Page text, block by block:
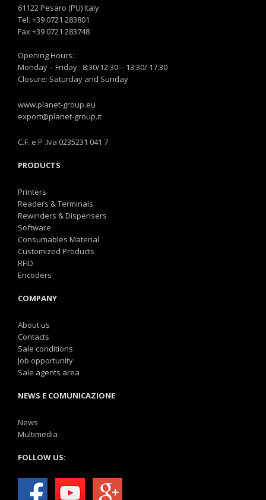
61122 Pesaro (PU) Italy
Tel. +39 0721 283801
Fax +39 0721 283748
Opening Hours:
Monday – Friday : 8:30/12:30 – 13:30/ 17:30
Closure: Saturday and Sunday
www.planet-group.eu
export@planet-group.it
C.F. e P .Iva 0235231 041 7
PRODUCTS
Printers
Readers & Terminals
Rewinders & Dispensers
Software
Consumables Material
Customized Products
RFID
Encoders
COMPANY
About us
Contacts
Sale conditions
Job opportunity
Sale agents area
NEWS E COMUNICAZIONE
News
Multimedia
FOLLOW US: